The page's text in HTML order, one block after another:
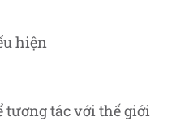
hiện
tương tác với thế giới